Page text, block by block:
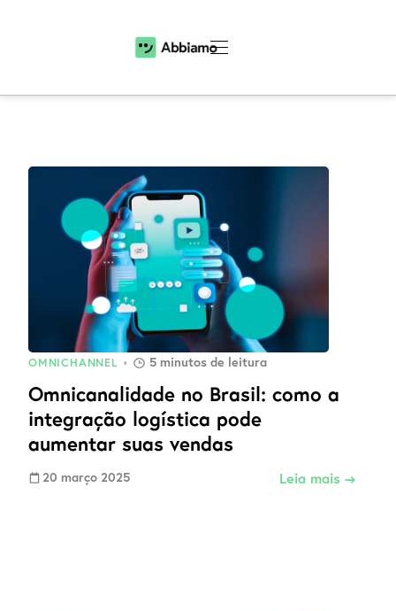
OMNICHANNEL • 5minutos de leitura
Omnicanalidade no Brasil: como a
integração logística pode
aumentar suas vendas
20 março 2025 Leia mais →